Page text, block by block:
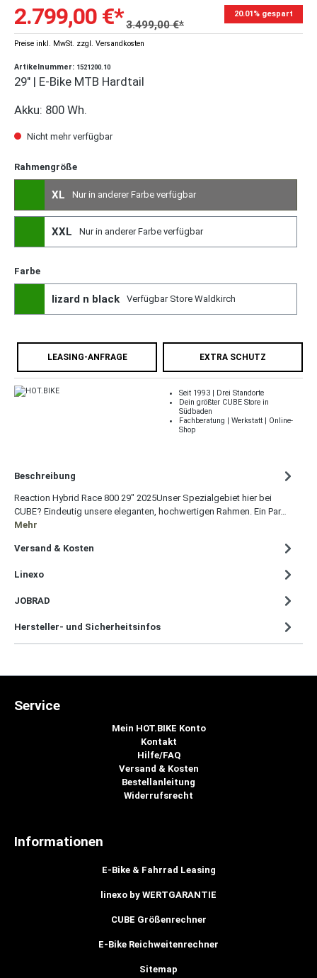
2.799,00 €*3.499,00 €*
20.01% gespart
Preise inkl. MwSt. zzgl. Versandkosten
Artikelnummer: 1521200.10
29" | E-Bike MTB Hardtail
Akku: 800 Wh.
Nicht mehr verfügbar
Rahmengröße
XL Nur in anderer Farbe verfügbar
XXL Nur in anderer Farbe verfügbar
Farbe
lizard n black Verfügbar Store Waldkirch
LEASING-ANFRAGE EXTRA SCHUTZ
Seit 1993 | Drei Standorte
Dein größter CUBE Store in
Südbaden
Fachberatung | Werkstatt | Online-
Shop
Beschreibung
Reaction Hybrid Race 800 29" 2025Unser Spezialgebiet hier bei
CUBE? Eindeutig unsere eleganten, hochwertigen Rahmen. Ein Par…
Mehr
Versand & Kosten
Linexo
JOBRAD
Hersteller- und Sicherheitsinfos
Service
Mein HOT.BIKE Konto
Kontakt
Hilfe/FAQ
Versand & Kosten
Bestellanleitung
Widerrufsrecht
Informationen
E-Bike & Fahrrad Leasing
linexo by WERTGARANTIE
CUBE Größenrechner
E-Bike Reichweitenrechner
Sitemap